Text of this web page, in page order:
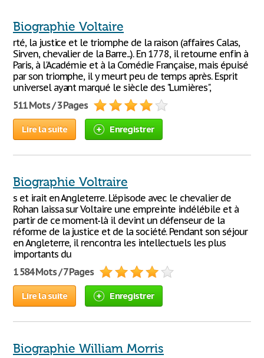
Biographie Voltaire
rté, la justice et le triomphe de la raison (affaires Calas,
Sirven, chevalier de la Barre...). En 1778, il retourne enfin à
Paris, à l'Académie et à la Comédie Française, mais épuisé
par son triomphe, il y meurt peu de temps après. Esprit
universel ayant marqué le siècle des "Lumières",
511 Mots / 3 Pages
Lire la suite Enregistrer
Biographie Voltraire
s et irait en Angleterre. L'épisode avec le chevalier de
Rohan laissa sur Voltaire une empreinte indélébile et à
partir de ce moment-là il devint un défenseur de la
réforme de la justice et de la société. Pendant son séjour
en Angleterre, il rencontra les intellectuels les plus
importants du
1 584 Mots / 7 Pages
Lire la suite Enregistrer
Biographie William Morris